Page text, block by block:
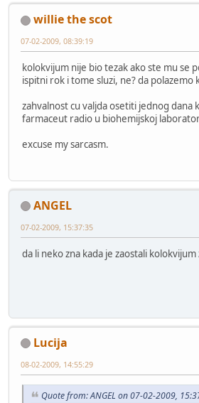
willie the scot
07-02-2009, 08:39:19
kolokvijum nije bio tezak ako ste mu se
ispitni rok i tome sluzi, ne? da polazemo
zahvalnost cu valjda osetiti jednog dana
farmaceut radio u biohemijskoj
excuse my sarcasm.
ANGEL
07-02-2009, 15:37:35
da li neko zna kada je zaostali
Lucija
08-02-2009, 14:55:29
Quote from: ANGEL on 07-02-2009,